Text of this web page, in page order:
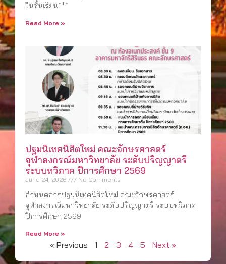
ในชั้นเรียน***
Read More »
ปฐมนิเทศนิสิตใหม่ คณะอักษรศาสตร์
จุฬาลงกรณ์มหาวิทยาลัย ระดับปริญญาตรี
ระบบทวิภาค ปีการศึกษา 2569
June 24, 2026 No Comments
กำหนดการปฐมนิเทศนิสิตใหม่ คณะอักษรศาสตร์
จุฬาลงกรณ์มหาวิทยาลัย ระดับปริญญาตรี ระบบทวิภาค
ปีการศึกษา 2569
Read More »
« Previous 1 2 3 4 5 Next »